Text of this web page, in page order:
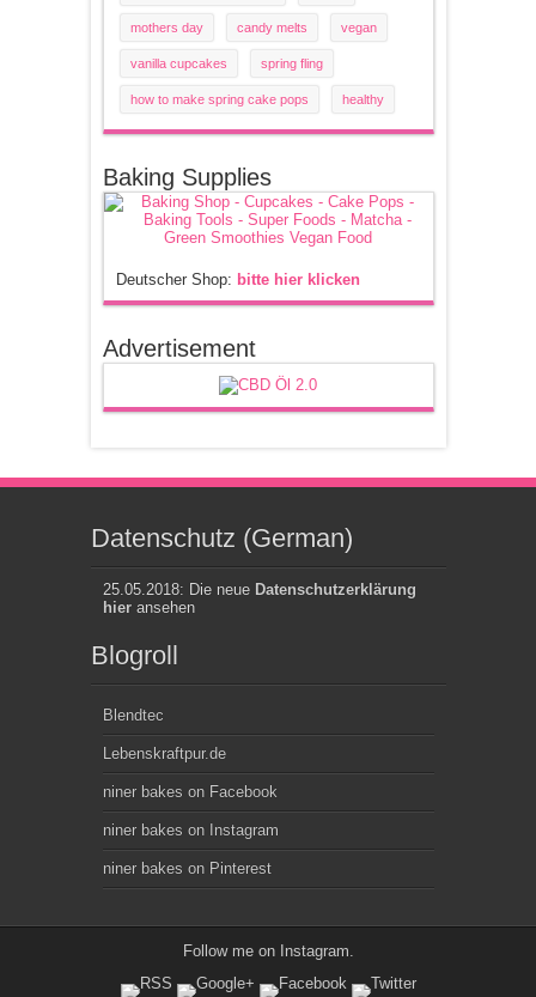
mothers day candy melts vegan
vanilla cupcakes spring fling
how to make spring cake pops healthy
Baking Supplies
Deutscher Shop: bitte hier klicken
Advertisement
Datenschutz (German)
25.05.2018: Die neue Datenschutzerklärung
hieransehen
Blogroll
Blendtec
Lebenskraftpur.de
niner bakes on Facebook
niner bakes on Instagram
niner bakes on Pinterest
Follow me on Instagram.